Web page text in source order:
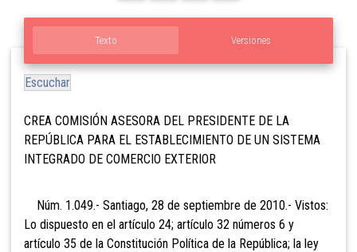
Texto Versiones
Escuchar
CREA COMISIÓN ASESORA DEL PRESIDENTE DE LA
REPÚBLICA PARA EL ESTABLECIMIENTO DE UN SISTEMA
INTEGRADO DE COMERCIO EXTERIOR
Núm. 1.049.- Santiago, 28 de septiembre de 2010.- Vistos:
Lo dispuesto en el artículo 24; artículo 32 números 6 y
artículo 35 de la Constitución Política de la República; la ley